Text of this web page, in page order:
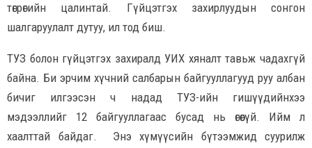
төгрөгийн цалинтай. Гүйцэтгэх захирлуудын сонгон
шалгаруулалт дутуу, ил тод биш.
ТУЗ болон гүйцэтгэх захиралд УИХ хяналт тавьж чадахгүй
байна. Би эрчим хүчний салбарын байгууллагууд руу албан
бичиг илгээсэн ч надад ТУЗ-ийн гишүүдийнхээ
мэдээллийг 12 байгууллагаас бусад нь өгөөгүй. Ийм л
хаалттай байдаг. Энэ хүмүүсийн бүтээмжид суурилж